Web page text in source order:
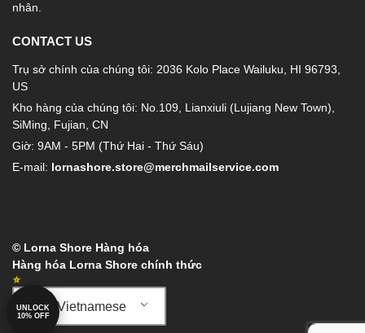
nhân.
CONTACT US
Trụ sở chính của chúng tôi: 2036 Kolo Place Wailuku, HI 96793,
US
Kho hàng của chúng tôi: No.109, Lianxiuli (Lujiang New Town),
SiMing, Fujian, CN
Giờ: 9AM - 5PM (Thứ Hai - Thứ Sáu)
E-mail: lornashore.store@merchmailservice.com
© Lorna Shore Hàng hóa
Hàng hóa Lorna Shore chính thức
Vietnamese
UNLOCK
10% OFF